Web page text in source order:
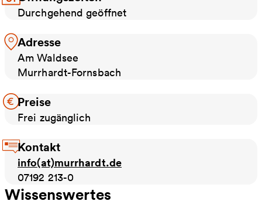
Durchgehend geöffnet
Adresse
Am Waldsee
Murrhardt-Fornsbach
Preise
Frei zugänglich
Kontakt
info(at)murrhardt.de
07192 213-0
Wissenswertes